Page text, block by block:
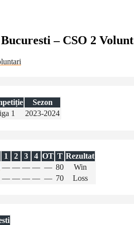
– CSO 2
Sezon
1 2023-2024
1 2 3 4 OT T Rezultat
— — — — — 80
Win
— — — — — 70 Loss